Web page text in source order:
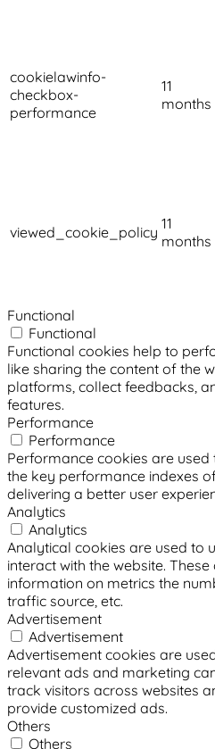
cookielawinfo-
checkbox-
performance
11
months
viewed_cookie_policy 11
months
Functional
Functional
Functional cookies help to
like sharing the content of the
platforms, collect feedbacks,
features.
Performance
Performance
Performance cookies are
the key performance indexes
delivering a better user
Analytics
Analytics
Analytical cookies are used to
interact with the website.
information on metrics the
traffic source, etc.
Advertisement
Advertisement
Advertisement cookies are
relevant ads and marketing
track visitors across websites
provide customized ads.
Others
Others